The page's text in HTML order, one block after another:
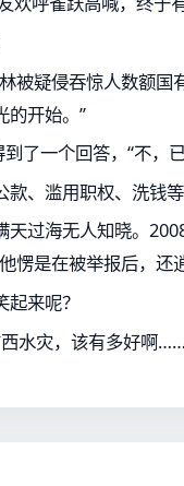
被疑侵吞惊人数额国
的开始。”
了一个回答，“不，
、滥用职权、洗钱
过海无人知晓。
愣是在被举报后，还
来呢？
水灾，该有多好啊